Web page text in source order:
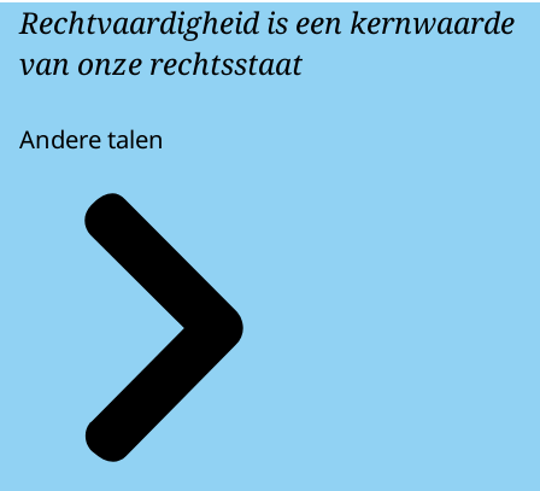
Rechtvaardigheid is een kernwaarde
van onze rechtsstaat
Andere talen